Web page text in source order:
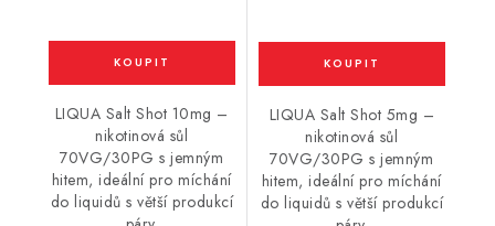
LIQUA Salt Shot 10mg –
nikotinová sůl
70VG/30PG s jemným
hitem, ideální pro míchání
do liquidů s větší produkcí
LIQUA Salt Shot 5mg –
nikotinová sůl
70VG/30PG s jemným
hitem, ideální pro míchání
do liquidů s větší produkcí